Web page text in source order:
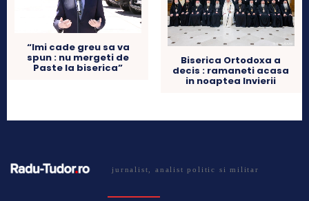
“Imi cade greu sa va
spun : nu mergeti de
Paste la biserica”
Biserica Ortodoxa a
decis : ramaneti acasa
in noaptea Invierii
jurnalist, analist politic si militar